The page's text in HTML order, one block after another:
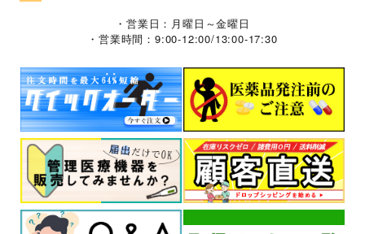
・営業日：月曜日～金曜日
・営業時間：9:00-12:00/13:00-17:30